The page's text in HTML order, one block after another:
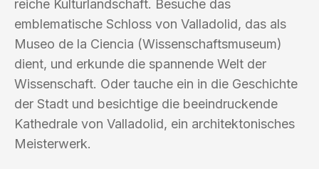
reiche Kulturlandschaft. Besuche das
emblematische Schloss von Valladolid, das als
Museo de la Ciencia (Wissenschaftsmuseum)
dient, und erkunde die spannende Welt der
Wissenschaft. Oder tauche ein in die Geschichte
der Stadt und besichtige die beeindruckende
Kathedrale von Valladolid, ein architektonisches
Meisterwerk.